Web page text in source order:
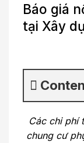
Báo giá
tại Xây
Các chi phí
chung cư